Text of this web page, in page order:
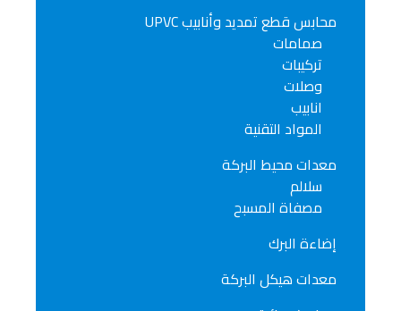
محابس قطع تمديد وأنابيب UPVC
المواد التقنية
معدات محيط البركة
مصفاة المسبح
إضاءة البرك
معدات هيكل البركة